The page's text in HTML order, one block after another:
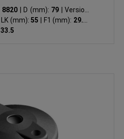
8820 D (mm): 79
Version:
LK (mm):55 F1 (mm): 29.5
33.5